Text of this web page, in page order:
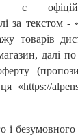
за текстом -
товарів
далі
«https://
і